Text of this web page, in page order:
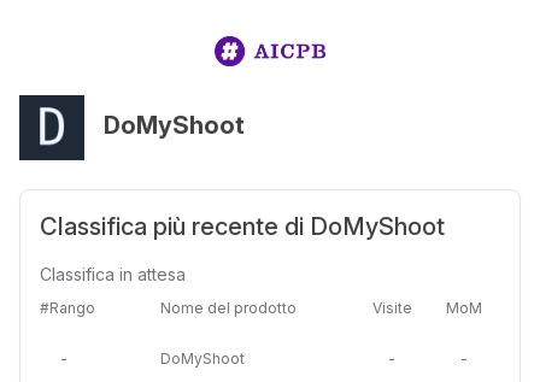
DoMyShoot
Classifica più recente di DoMyShoot
Classifica in attesa
#Rango Nome del prodotto Visite MoM
- DoMyShoot - -